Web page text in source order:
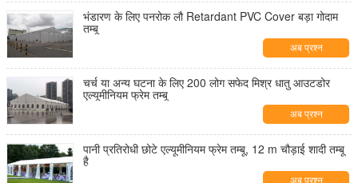
भंडारण के लिए पनरोक लौ Retardant PVC Cover बड़ा गोदाम
तम्बू
अब प्रश्न
चर्च या अन्य घटना के लिए 200 लोग सफेद मिश्र धातु आउटडोर
एल्यूमीनियम फ्रेम तम्बू
अब प्रश्न
पानी प्रतिरोधी छोटे एल्यूमीनियम फ्रेम तम्बू, 12 m चौड़ाई शादी तम्बू
है
अब प्रश्न